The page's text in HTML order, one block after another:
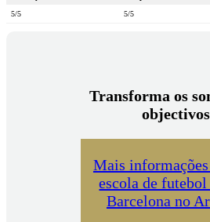
5/5
5/5
Transforma os
objectivos
Mais informações
escola de futebol
Barcelona no